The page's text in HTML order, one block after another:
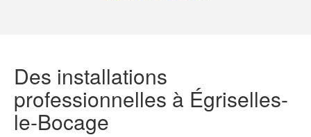
Des installations
professionnelles à Égriselles-
le-Bocage